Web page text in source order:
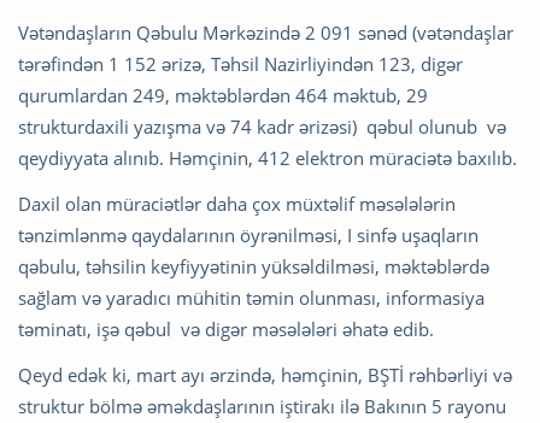
Vətəndaşların Qəbulu Mərkəzində 2 091 sənəd (vətəndaşlar
tərəfindən 1 152 ərizə, Təhsil Nazirliyindən 123, digər
qurumlardan 249, məktəblərdən 464 məktub, 29
strukturdaxili yazışma və 74 kadr ərizəsi) qəbul olunub və
qeydiyyata alınıb. Həmçinin, 412 elektron müraciətə baxılıb.
Daxil olan müraciətlər daha çox müxtəlif məsələlərin
tənzimlənmə qaydalarının öyrənilməsi, I sinfə uşaqların
qəbulu, təhsilin keyfiyyətinin yüksəldilməsi, məktəblərdə
sağlam və yaradıcı mühitin təmin olunması, informasiya
təminatı, işə qəbul və digər məsələləri əhatə edib.
Qeyd edək ki, mart ayı ərzində, həmçinin, BŞTİ rəhbərliyi və
struktur bölmə əməkdaşlarının iştirakı ilə Bakının 5 rayonu